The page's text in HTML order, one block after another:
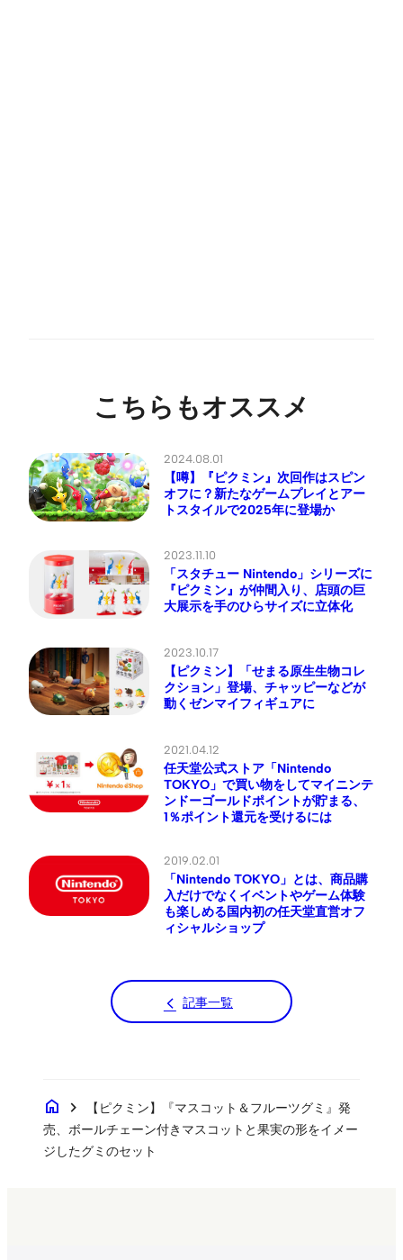
こちらもオススメ
2024.08.01
【噂】『ピクミン』次回作はスピン
オフに？新たなゲームプレイとアー
トスタイルで2025年に登場か
2023.11.10
「スタチュー Nintendo」シリーズに
『ピクミン』が仲間入り、店頭の巨
大展示を手のひらサイズに立体化
2023.10.17
【ピクミン】「せまる原生生物コレ
クション」登場、チャッピーなどが
動くゼンマイフィギュアに
2021.04.12
任天堂公式ストア「Nintendo
TOKYO」で買い物をしてマイニンテ
ンドーゴールドポイントが貯まる、
1％ポイント還元を受けるには
2019.02.01
「Nintendo TOKYO」とは、商品購
入だけでなくイベントやゲーム体験
も楽しめる国内初の任天堂直営オフ
ィシャルショップ
記事一覧
home chevron_right
【ピクミン】『マスコット＆フルーツグミ』発
売、ボールチェーン付きマスコットと果実の形をイメー
ジしたグミのセット